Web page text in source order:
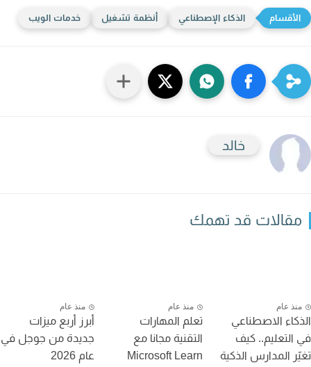
الذكاء الإصطناعي أنظمة تشغيل خدمات الويب
خالد
قد تهمك
عام
الاصطناعي
كيف
المدارس الذكية
منذ عام
تعلم المهارات
التقنية مجانا مع
Microsoft Learn
منذ عام
أبرز أربع ميزات
جديدة من جوجل في
عام 2026